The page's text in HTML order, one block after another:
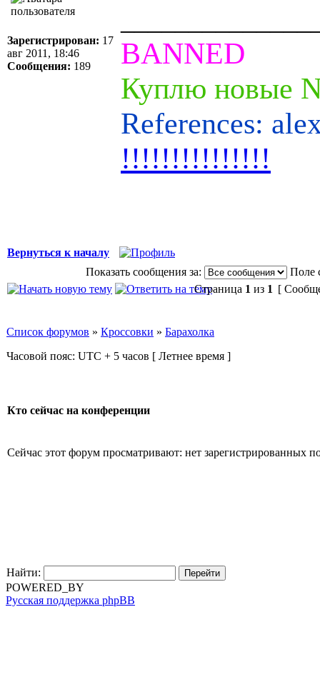
Зарегистрирован: 17
авг 2011, 18:46
Сообщения: 189
BANNED
Куплю новые
References:
!!!!!!!!!!!!!!!
Вернуться к началу
Показать сообщения за:
Поле
Страница 1 из 1 [
Список форумов » Кроссовки » Барахолка
Часовой пояс: UTC + 5 часов [ Летнее время ]
Кто сейчас на конференции
Сейчас этот форум просматривают: нет зарегистрированных
Найти:
POWERED_BY
Русская поддержка phpBB